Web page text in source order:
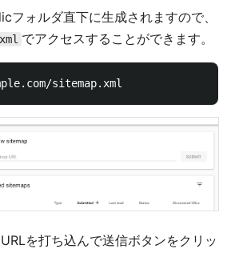
フォルダ直下に生成されますので、
でアクセスすることができます。
を打ち込んで送信ボタンをクリッ